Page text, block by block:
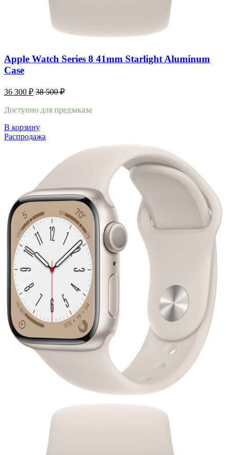
Apple Watch Series 8 41mm Starlight Aluminum
Case
36 300 ₽ 38 500₽
Доступно для предзаказа
В корзину
Распродажа